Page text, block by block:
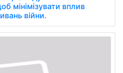
мінімізувати вплив
війни.